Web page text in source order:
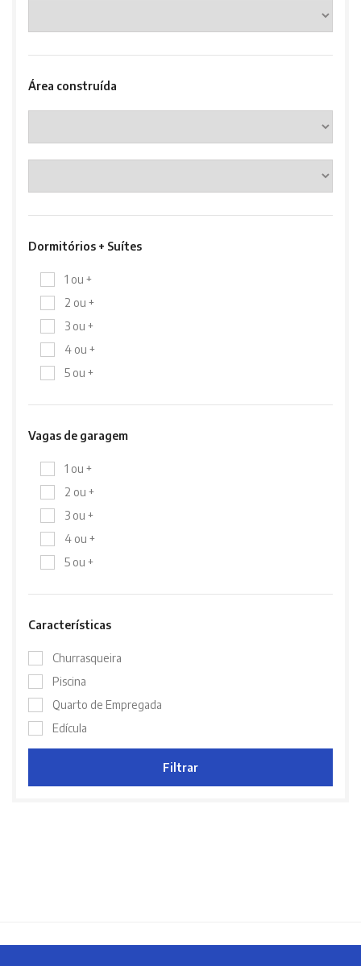
Área construída
Dormitórios + Suítes
1 ou +
2 ou +
3 ou +
4 ou +
5 ou +
Vagas de garagem
1 ou +
2 ou +
3 ou +
4 ou +
5 ou +
Características
Churrasqueira
Piscina
Quarto de Empregada
Edícula
Filtrar